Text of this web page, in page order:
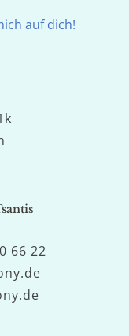
auf dich!
66 22